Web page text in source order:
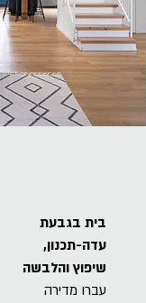
בית בגבעת
עדה-תכנון,
שיפוץ והלבשה
עברו מדירה